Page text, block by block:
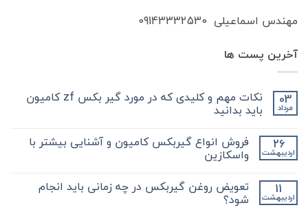
مهندس اسماعیلی 09143332530
آخرین پست ها
03
مرداد
نکات مهم و کلیدی که در مورد گیر بکس zf کامیون
باید بدانید
دیدگاهی
نکات
مهم
کلیدی
در
مورد
نشده 26
اردیبهشت
فروش انواع گیربکس کامیون و آشنایی بیشتر با
واسکازین
برای
فروش
انواع
ثبت
نشده 11
اردیبهشت
تعویض روغن گیربکس در چه زمانی باید انجام
شود؟